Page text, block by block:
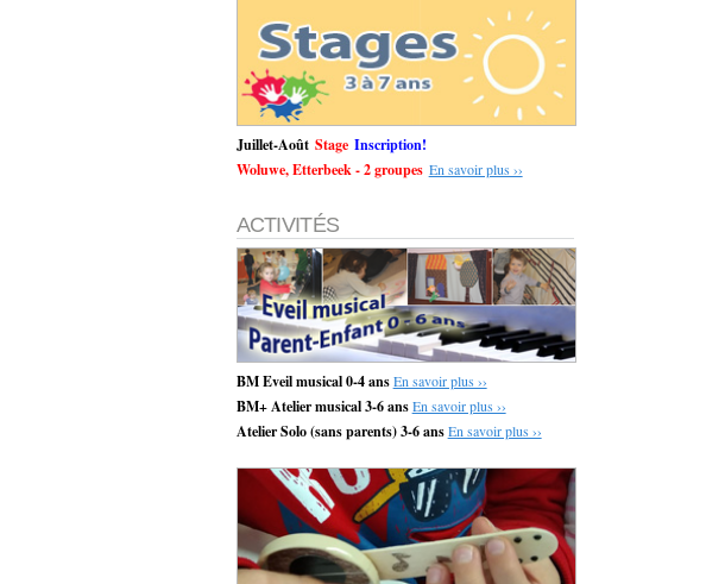
Juillet-Août Stage Inscription!
Woluwe, Etterbeek - 2 groupes En savoir plus ››
ACTIVITÉS
BM Eveil musical 0-4 ans En savoir plus ››
BM+ Atelier musical 3-6 ans En savoir plus ››
Atelier Solo (sans parents) 3-6 ans En savoir plus ››